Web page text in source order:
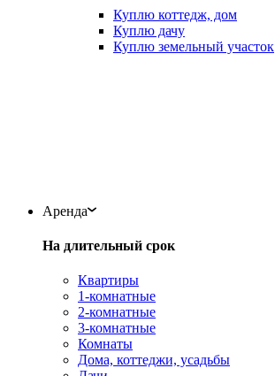
Куплю коттедж, дом
Куплю дачу
Куплю земельный участок
Аренда
На длительный срок
Квартиры
1-комнатные
2-комнатные
3-комнатные
Комнаты
Дома, коттеджи, усадьбы